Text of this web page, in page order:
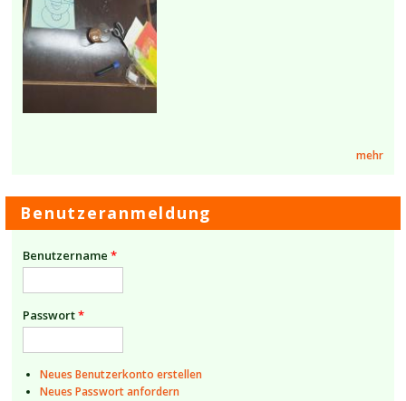
mehr
Benutzeranmeldung
Benutzername*
Passwort*
Neues Benutzerkonto erstellen
Neues Passwort anfordern